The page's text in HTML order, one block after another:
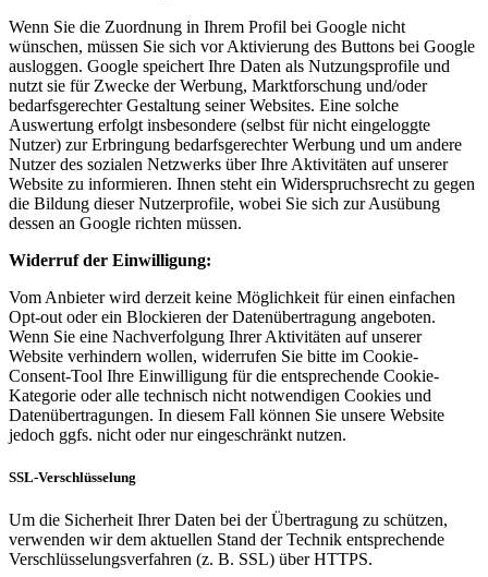
Wenn Sie die Zuordnung in Ihrem Profil bei Google nicht
wünschen, müssen Sie sich vor Aktivierung des Buttons bei Google
ausloggen. Google speichert Ihre Daten als Nutzungsprofile und
nutzt sie für Zwecke der Werbung, Marktforschung und/oder
bedarfsgerechter Gestaltung seiner Websites. Eine solche
Auswertung erfolgt insbesondere (selbst für nicht eingeloggte
Nutzer) zur Erbringung bedarfsgerechter Werbung und um andere
Nutzer des sozialen Netzwerks über Ihre Aktivitäten auf unserer
Website zu informieren. Ihnen steht ein Widerspruchsrecht zu gegen
die Bildung dieser Nutzerprofile, wobei Sie sich zur Ausübung
dessen an Google richten müssen.
Widerruf der Einwilligung:
Vom Anbieter wird derzeit keine Möglichkeit für einen einfachen
Opt-out oder ein Blockieren der Datenübertragung angeboten.
Wenn Sie eine Nachverfolgung Ihrer Aktivitäten auf unserer
Website verhindern wollen, widerrufen Sie bitte im Cookie-
Consent-Tool Ihre Einwilligung für die entsprechende Cookie-
Kategorie oder alle technisch nicht notwendigen Cookies und
Datenübertragungen. In diesem Fall können Sie unsere Website
jedoch ggfs. nicht oder nur eingeschränkt nutzen.
SSL-Verschlüsselung
Um die Sicherheit Ihrer Daten bei der Übertragung zu schützen,
verwenden wir dem aktuellen Stand der Technik entsprechende
Verschlüsselungsverfahren (z. B. SSL) über HTTPS.